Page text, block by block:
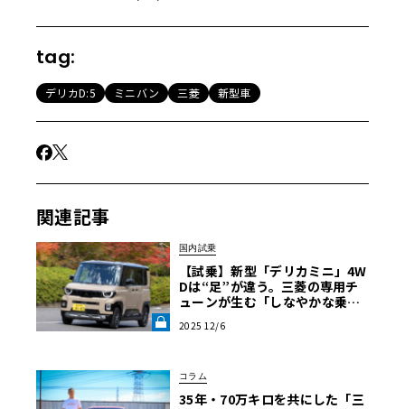
tag:
デリカD:5 ミニバン 三菱 新型車
関連記事
国内試乗
【試乗】新型「デリカミニ」4W
Dは“足”が違う。三菱の専用チ
ューンが生む「しなやかな乗り
B》
2025 12/6
コラム
35年・70万キロを共にした「三